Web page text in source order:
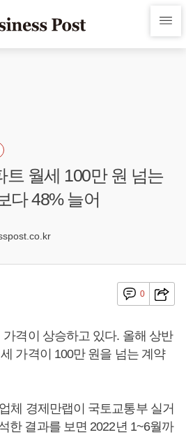
트 월세 100만 원 넘는
다 48% 늘어
0
격이 상승하고 있다. 올해 상반
가격이 100만 원을 넘는 계약
체 경제만랩이 국토교통부 실거
한 결과를 보면 2022년 1~6월까